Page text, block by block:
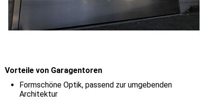
Vorteile von Garagentoren
Formschöne Optik, passend zur umgebenden
Architektur